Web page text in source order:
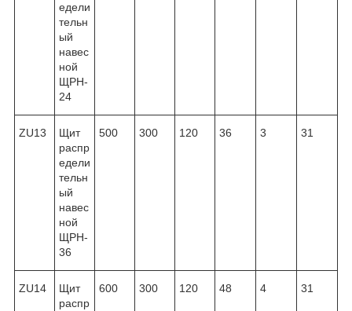
едели
тельн
ый
навес
ной
ЩРН-
24
ZU13
Щит
распр
едели
тельн
ый
навес
ной
ЩРН-
36
500 300 120 36 3 31
ZU14
Щит
распр
600 300 120 48 4 31